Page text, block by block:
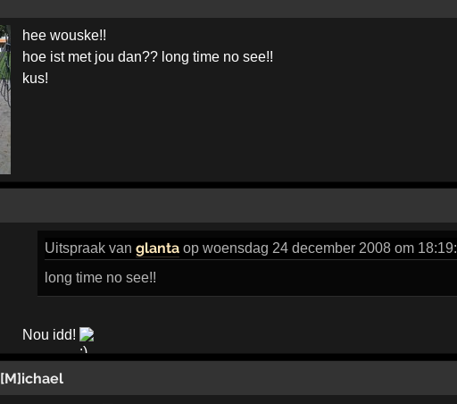
hee wouske!!
hoe ist met jou dan?? long time no see!!
kus!
Uitspraakvan glantaop woensdag 24 december 2008 om 18:19:
long time no see!!
Nou idd!
[M]ichael